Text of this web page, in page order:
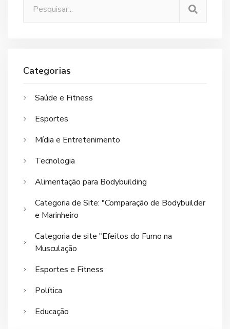
Categorias
Saúde e Fitness
Esportes
Mídia e Entretenimento
Tecnologia
Alimentação para Bodybuilding
Categoria de Site: "Comparação de Bodybuilder
e Marinheiro
Categoria de site "Efeitos do Fumo na
Musculação
Esportes e Fitness
Política
Educação